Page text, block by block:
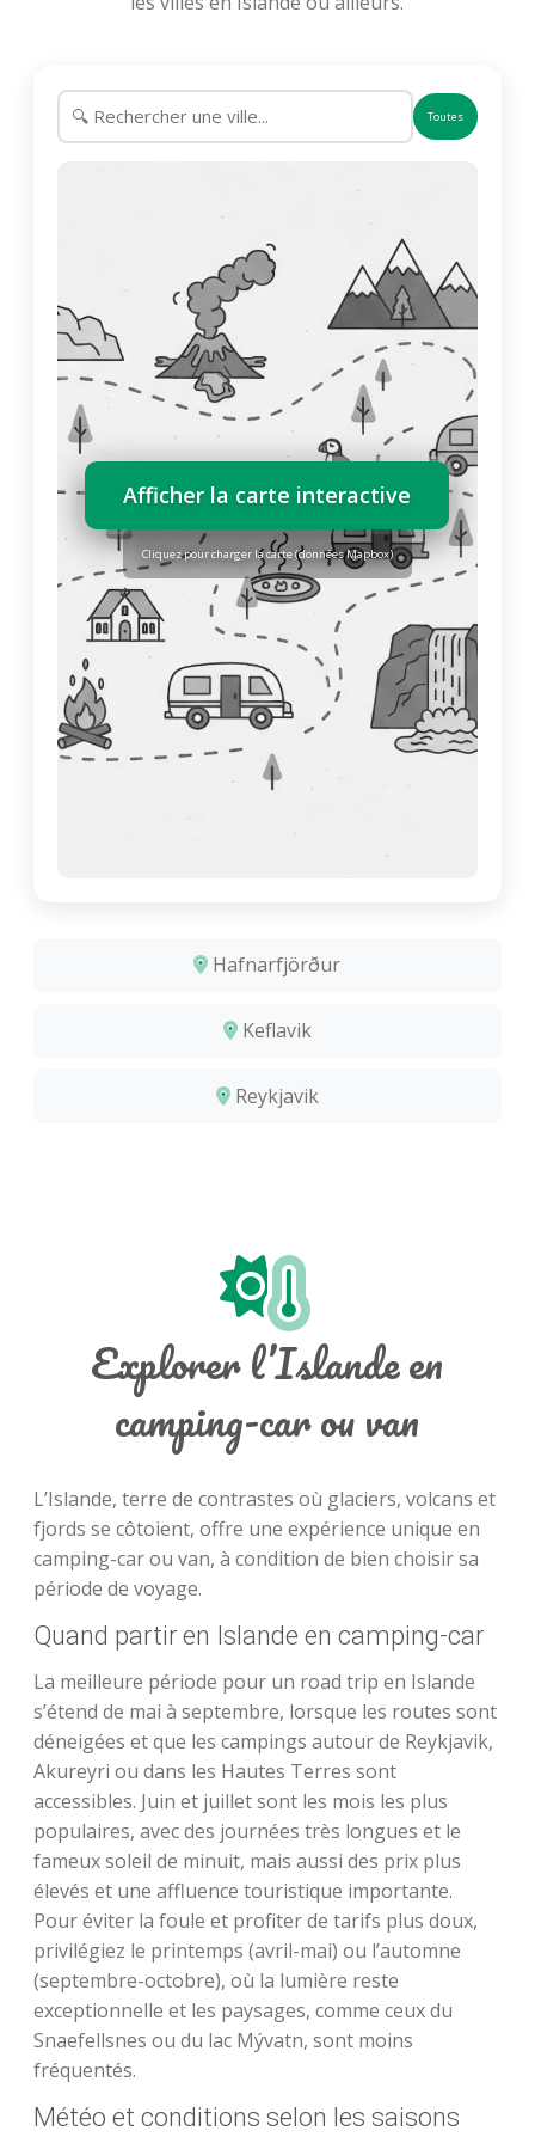
Toutes
Afficher la carte interactive
Cliquez pour charger la carte (données Mapbox)
Hafnarfjörður
Keflavik
Reykjavik
Explorer l’Islande en
camping-car ou van
L’Islande, terre de contrastes où glaciers, volcans et
fjords se côtoient, offre une expérience unique en
camping-car ou van, à condition de bien choisir sa
période de voyage.
Quand partir en Islande en camping-car
La meilleure période pour un road trip en Islande
s’étend de mai à septembre, lorsque les routes sont
déneigées et que les campings autour de Reykjavik,
Akureyri ou dans les Hautes Terres sont
accessibles. Juin et juillet sont les mois les plus
populaires, avec des journées très longues et le
fameux soleil de minuit, mais aussi des prix plus
élevés et une affluence touristique importante.
Pour éviter la foule et profiter de tarifs plus doux,
privilégiez le printemps (avril-mai) ou l’automne
(septembre-octobre), où la lumière reste
exceptionnelle et les paysages, comme ceux du
Snaefellsnes ou du lac Mývatn, sont moins
fréquentés.
Météo et conditions selon les saisons